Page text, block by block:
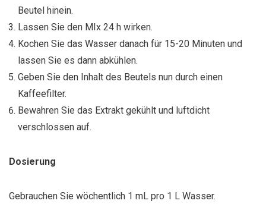
Beutel hinein.
Lassen Sie den MIx 24 h wirken.
Kochen Sie das Wasser danach für 15-20 Minuten und
lassen Sie es dann abkühlen.
Geben Sie den Inhalt des Beutels nun durch einen
Kaffeefilter.
Bewahren Sie das Extrakt gekühlt und luftdicht
verschlossen auf.
Dosierung
Gebrauchen Sie wöchentlich 1 mL pro 1 L Wasser.